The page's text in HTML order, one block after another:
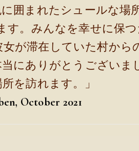
囲まれたシュールな場
。みんなを幸せに保つ
が滞在していた村から
にありがとうございま
を訪れます。」
October 2021